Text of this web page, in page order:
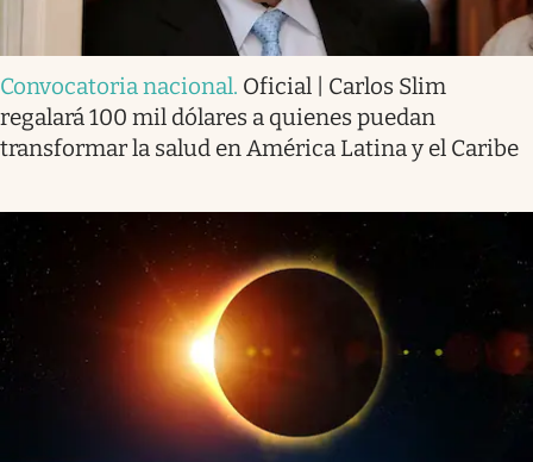
Convocatoria nacional. Oficial | Carlos Slim
regalará 100 mil dólares a quienes puedan
transformar la salud en América Latina y el Caribe